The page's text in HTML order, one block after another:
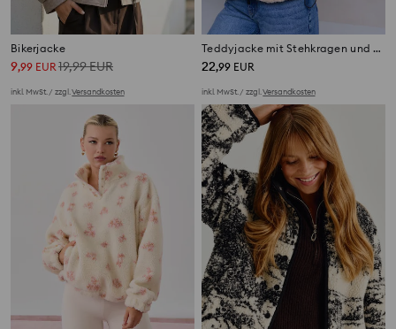
Bikerjacke
9,99 EUR19,99EUR
inkl. MwSt. / zzgl.Versandkosten
Teddyjacke mit Stehkragen und Reißverschlusstaschen
22,99 EUR
inkl. MwSt. / zzgl.Versandkosten